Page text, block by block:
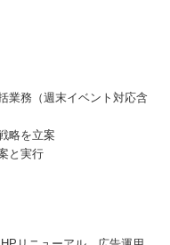
業務（週末イベント対応含
略を立案
と実行